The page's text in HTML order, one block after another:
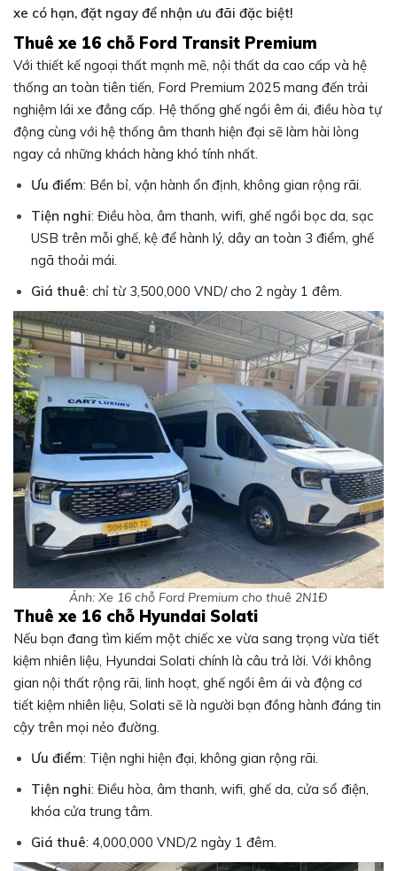
xe có hạn, đặt ngay để nhận ưu đãi đặc biệt!
Thuê xe 16 chỗ Ford Transit Premium
Với thiết kế ngoại thất mạnh mẽ, nội thất da cao cấp và hệ
thống an toàn tiên tiến, Ford Premium 2025 mang đến trải
nghiệm lái xe đẳng cấp. Hệ thống ghế ngồi êm ái, điều hòa tự
động cùng với hệ thống âm thanh hiện đại sẽ làm hài lòng
ngay cả những khách hàng khó tính nhất.
Ưu điểm: Bền bỉ, vận hành ổn định, không gian rộng rãi.
Tiện nghi: Điều hòa, âm thanh, wifi, ghế ngồi bọc da, sạc
USB trên mỗi ghế, kệ để hành lý, dây an toàn 3 điểm, ghế
ngã thoải mái.
Giá thuê: chỉ từ 3,500,000 VND/ cho 2 ngày 1 đêm.
Ảnh: Xe 16 chỗ Ford Premium cho thuê 2N1Đ
Thuê xe 16 chỗ Hyundai Solati
Nếu bạn đang tìm kiếm một chiếc xe vừa sang trọng vừa tiết
kiệm nhiên liệu, Hyundai Solati chính là câu trả lời. Với không
gian nội thất rộng rãi, linh hoạt, ghế ngồi êm ái và động cơ
tiết kiệm nhiên liệu, Solati sẽ là người bạn đồng hành đáng tin
cậy trên mọi nẻo đường.
Ưu điểm: Tiện nghi hiện đại, không gian rộng rãi.
Tiện nghi: Điều hòa, âm thanh, wifi, ghế da, cửa sổ điện,
khóa cửa trung tâm.
Giá thuê: 4,000,000 VND/2 ngày 1 đêm.